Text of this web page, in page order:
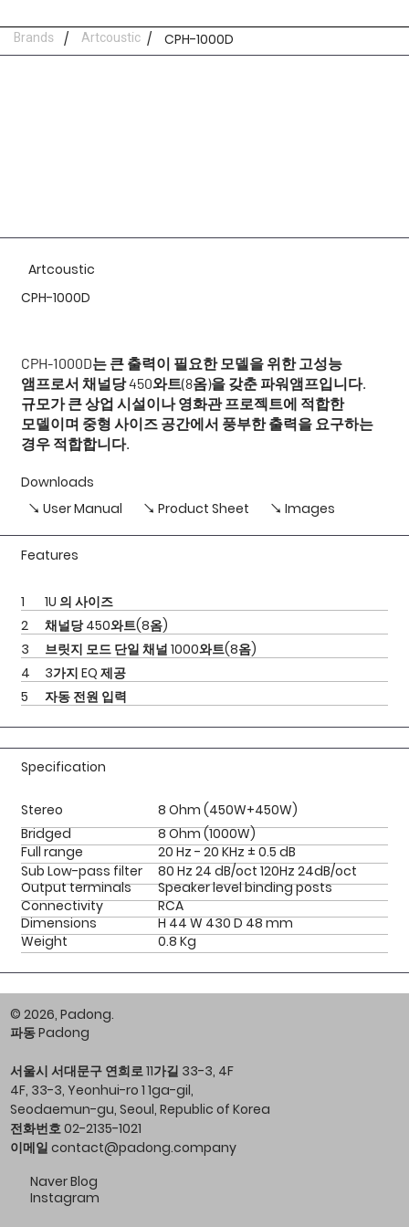
Artcoustic
CPH-1000D
CPH-1000D는 큰 출력이 필요한 모델을 위한 고성능
앰프로서 채널당 450와트(8옴)을 갖춘 파워앰프입니다.
규모가 큰 상업 시설이나 영화관 프로젝트에 적합한
모델이며 중형 사이즈 공간에서 풍부한 출력을 요구하는
경우 적합합니다.
Downloads
↘ User Manual
↘ Product Sheet ↘ Images
Brands Artcoustic
/ / CPH-1000D
Features
1U 의 사이즈
1
채널당 450와트(8옴)
2
브릿지 모드 단일 채널 1000와트(8옴)
3
3가지 EQ 제공
4
자동 전원 입력
5
Specification
8 Ohm (450W+450W)
Stereo
8 Ohm (1000W)
Bridged
20 Hz - 20 KHz ± 0.5 dB
Full range
80 Hz 24 dB/oct 120Hz 24dB/oct
Sub Low-pass filter
Speaker level binding posts
Output terminals
RCA
Connectivity
H 44 W 430 D 48 mm
Dimensions
0.8 Kg
Weight
© 2026, Padong.
파동 Padong
서울시 서대문구 연희로 11가길 33-3, 4F
4F, 33-3, Yeonhui-ro 1 1ga-gil,
Seodaemun-gu, Seoul, Republic of Korea
전화번호 02-2135-1021
이메일contact@padong.company
Naver Blog
Instagram